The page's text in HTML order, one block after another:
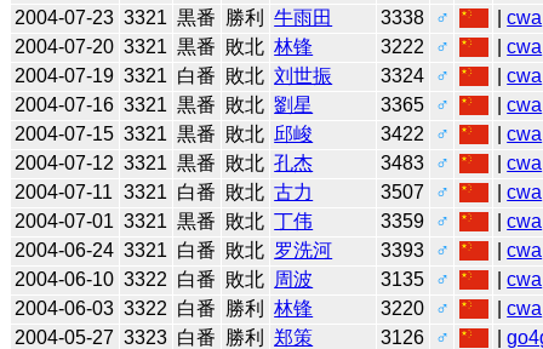
2004-07-23 3321 黒番 勝利 牛雨田 3338 ♂ |cwa
2004-07-20 3321 黒番 敗北 林锋 3222 ♂ |cwa
2004-07-19 3321 白番 敗北 刘世振 3324 ♂ |cwa
2004-07-16 3321 黒番 敗北 劉星 3365 ♂ |cwa
2004-07-15 3321 黒番 敗北 邱峻 3422 ♂ |cwa
2004-07-12 3321 黒番 敗北 孔杰 3483 ♂ |cwa
2004-07-11 3321 白番 敗北 古力 3507 ♂ |cwa
2004-07-01 3321 黒番 敗北 丁伟 3359 ♂ |cwa
2004-06-24 3321 白番 敗北 罗洗河 3393 ♂ |cwa
2004-06-10 3322 白番 敗北 周波 3135 ♂ |cwa
2004-06-03 3322 白番 勝利 林锋 3220 ♂ |cwa
2004-05-27 3323 白番 勝利 郑策 3126 ♂ |